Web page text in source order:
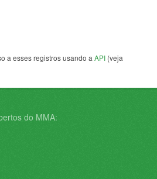
a esses registros usando a API (veja
do MMA: